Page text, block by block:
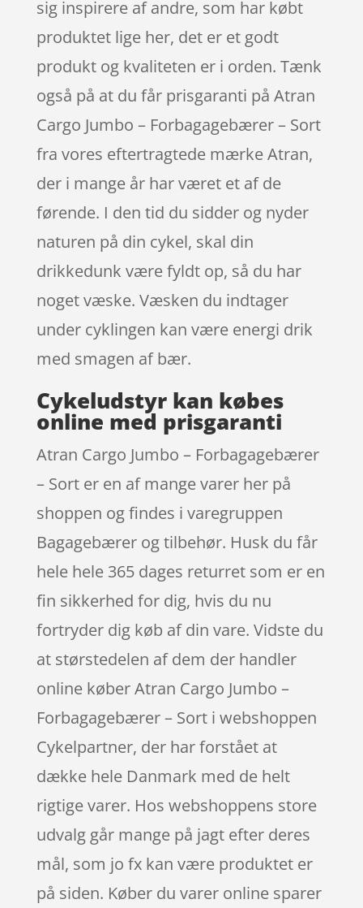
sig inspirere af andre, som har købt
produktet lige her, det er et godt
produkt og kvaliteten er i orden. Tænk
også på at du får prisgaranti på Atran
Cargo Jumbo – Forbagagebærer – Sort
fra vores eftertragtede mærke Atran,
der i mange år har været et af de
førende. I den tid du sidder og nyder
naturen på din cykel, skal din
drikkedunk være fyldt op, så du har
noget væske. Væsken du indtager
under cyklingen kan være energi drik
med smagen af bær.
Cykeludstyr kan købes
online med prisgaranti
Atran Cargo Jumbo – Forbagagebærer
– Sort er en af mange varer her på
shoppen og findes i varegruppen
Bagagebærer og tilbehør. Husk du får
hele hele 365 dages returret som er en
fin sikkerhed for dig, hvis du nu
fortryder dig køb af din vare. Vidste du
at størstedelen af dem der handler
online køber Atran Cargo Jumbo –
Forbagagebærer – Sort i webshoppen
Cykelpartner, der har forstået at
dække hele Danmark med de helt
rigtige varer. Hos webshoppens store
udvalg går mange på jagt efter deres
mål, som jo fx kan være produktet er
på siden. Køber du varer online sparer